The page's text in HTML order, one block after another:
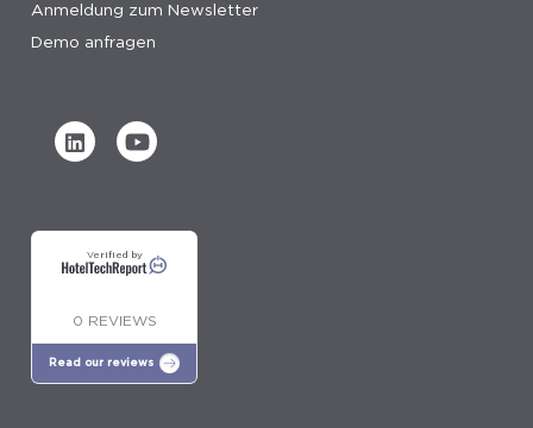
Anmeldung zum Newsletter
Demo anfragen
Verified by
0 REVIEWS
Read our reviews